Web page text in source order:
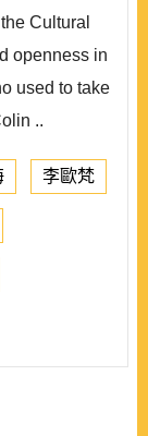
Cultural
openness in
used to take
..
李歐梵